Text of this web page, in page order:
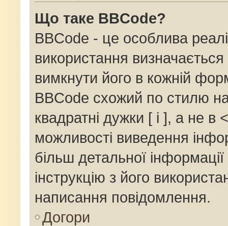
Що таке BBCode?
BBCode - це особлива
використання
вимкнути його в кожній
BBCode схожий по стилю
квадратні дужки [ і ], а не в
можливості виведення
більш детальної
інструкцію з його
написання повідомлення.
Догори